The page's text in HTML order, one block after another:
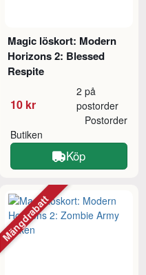
Magic löskort: Modern
Horizons 2: Blessed
Respite
10 kr
2 på
postorder
Butiken
Postorder
Köp
Mängdrabatt